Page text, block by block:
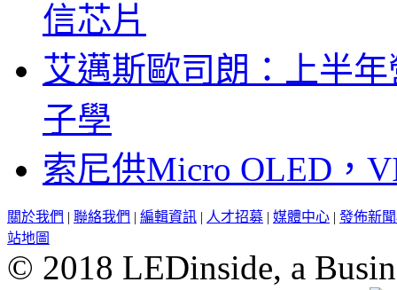
信芯片
艾邁斯歐司朗：上半
子學
索尼供Micro OLED，
關於我們 | 聯絡我們 | 編輯資訊 | 人才招募 | 媒體中心 | 發佈新
站地圖
© 2018 LEDinside, a